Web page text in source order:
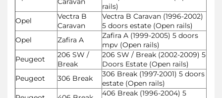
rails)
Opel
Vectra B
Caravan
Vectra B Caravan (1996-2002)
5 doors estate (Open rails)
Opel
Zafira A
Zafira A (1999-2005) 5 doors
mpv (Open rails)
Peugeot
206 SW /
Break
206 SW / Break (2002-2009) 5
Doors Estate (Open rails)
Peugeot
306 Break
306 Break (1997-2001) 5 doors
estate (Open rails)
406 Break (1996-2004) 5